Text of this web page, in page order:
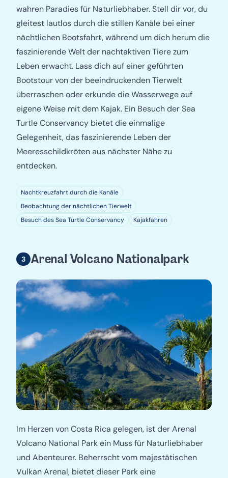
wahren Paradies für Naturliebhaber. Stell dir vor, du
gleitest lautlos durch die stillen Kanäle bei einer
nächtlichen Bootsfahrt, während um dich herum die
faszinierende Welt der nachtaktiven Tiere zum
Leben erwacht. Lass dich auf einer geführten
Bootstour von der beeindruckenden Tierwelt
überraschen oder erkunde die Wasserwege auf
eigene Weise mit dem Kajak. Ein Besuch der Sea
Turtle Conservancy bietet die einmalige
Gelegenheit, das faszinierende Leben der
Meeresschildkröten aus nächster Nähe zu
entdecken.
Nachtkreuzfahrt durch die Kanäle
Beobachtung der nächtlichen Tierwelt
Besuch des Sea Turtle Conservancy
Kajakfahren
Arenal Volcano Nationalpark
Im Herzen von Costa Rica gelegen, ist der Arenal
Volcano National Park ein Muss für Naturliebhaber
und Abenteurer. Beherrscht vom majestätischen
Vulkan Arenal, bietet dieser Park eine